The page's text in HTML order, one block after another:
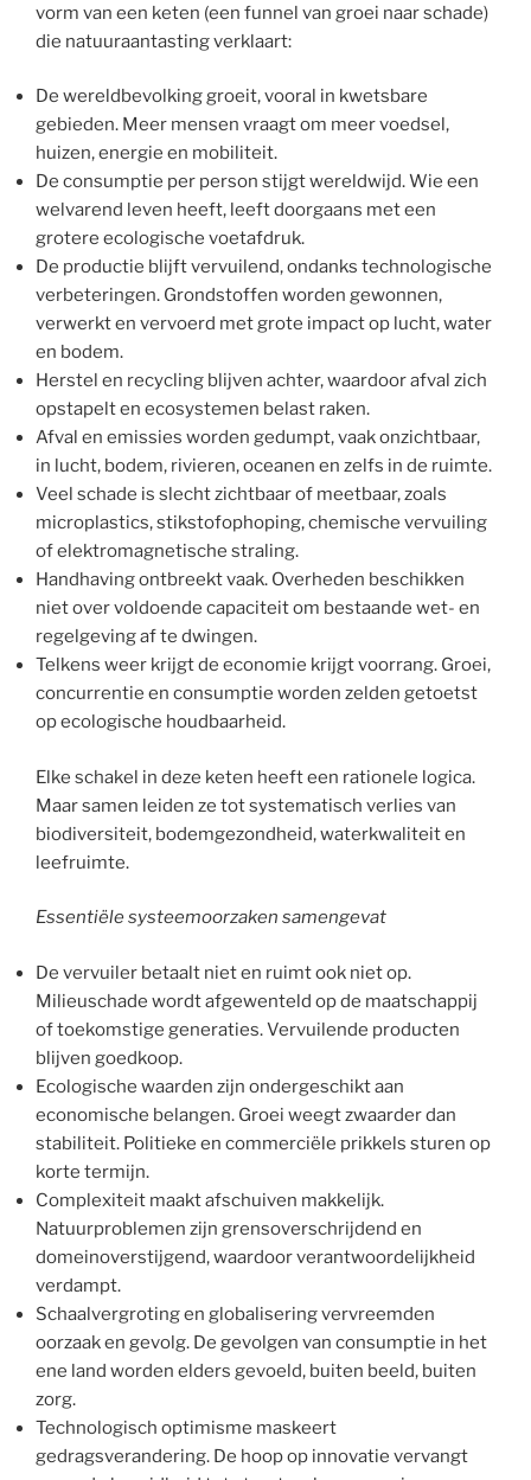
vorm van een keten (een funnel van groei naar schade)
die natuuraantasting verklaart:
De wereldbevolking groeit, vooral in kwetsbare
gebieden. Meer mensen vraagt om meer voedsel,
huizen, energie en mobiliteit.
De consumptie per person stijgt wereldwijd. Wie een
welvarend leven heeft, leeft doorgaans met een
grotere ecologische voetafdruk.
De productie blijft vervuilend, ondanks technologische
verbeteringen. Grondstoffen worden gewonnen,
verwerkt en vervoerd met grote impact op lucht, water
en bodem.
Herstel en recycling blijven achter, waardoor afval zich
opstapelt en ecosystemen belast raken.
Afval en emissies worden gedumpt, vaak onzichtbaar,
in lucht, bodem, rivieren, oceanen en zelfs in de ruimte.
Veel schade is slecht zichtbaar of meetbaar, zoals
microplastics, stikstofophoping, chemische vervuiling
of elektromagnetische straling.
Handhaving ontbreekt vaak. Overheden beschikken
niet over voldoende capaciteit om bestaande wet- en
regelgeving af te dwingen.
Telkens weer krijgt de economie krijgt voorrang. Groei,
concurrentie en consumptie worden zelden getoetst
op ecologische houdbaarheid.
Elke schakel in deze keten heeft een rationele logica.
Maar samen leiden ze tot systematisch verlies van
biodiversiteit, bodemgezondheid, waterkwaliteit en
leefruimte.
Essentiële systeemoorzaken samengevat
De vervuiler betaalt niet en ruimt ook niet op.
Milieuschade wordt afgewenteld op de maatschappij
of toekomstige generaties. Vervuilende producten
blijven goedkoop.
Ecologische waarden zijn ondergeschikt aan
economische belangen. Groei weegt zwaarder dan
stabiliteit. Politieke en commerciële prikkels sturen op
korte termijn.
Complexiteit maakt afschuiven makkelijk.
Natuurproblemen zijn grensoverschrijdend en
domeinoverstijgend, waardoor verantwoordelijkheid
verdampt.
Schaalvergroting en globalisering vervreemden
oorzaak en gevolg. De gevolgen van consumptie in het
ene land worden elders gevoeld, buiten beeld, buiten
zorg.
Technologisch optimisme maskeert
gedragsverandering. De hoop op innovatie vervangt